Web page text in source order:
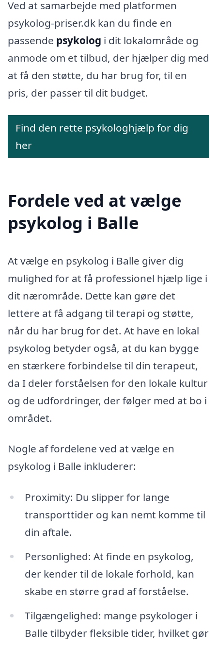
Ved at samarbejde med platformen
psykolog-priser.dk kan du finde en
passende psykolog i dit lokalområde og
anmode om et tilbud, der hjælper dig med
at få den støtte, du har brug for, til en
pris, der passer til dit budget.
Find den rette psykologhjælp for dig
her
Fordele ved at vælge
psykolog i Balle
At vælge en psykolog i Balle giver dig
mulighed for at få professionel hjælp lige i
dit nærområde. Dette kan gøre det
lettere at få adgang til terapi og støtte,
når du har brug for det. At have en lokal
psykolog betyder også, at du kan bygge
en stærkere forbindelse til din terapeut,
da I deler forståelsen for den lokale kultur
og de udfordringer, der følger med at bo i
området.
Nogle af fordelene ved at vælge en
psykolog i Balle inkluderer:
Proximity: Du slipper for lange
transporttider og kan nemt komme til
din aftale.
Personlighed: At finde en psykolog,
der kender til de lokale forhold, kan
skabe en større grad af forståelse.
Tilgængelighed: mange psykologer i
Balle tilbyder fleksible tider, hvilket gør